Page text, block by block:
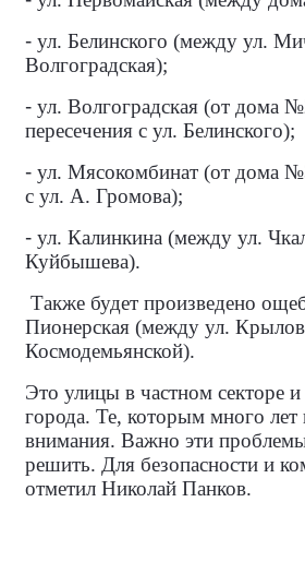
- ул. Белинского (между ул.
Волгоградская);
- ул. Волгоградская (от дома
пересечения с ул. Белинского);
- ул. Мясокомбинат (от дома
с ул. А. Громова);
- ул. Калинкина (между ул.
Куйбышева).
Также будет произведено
Пионерская (между ул.
Космодемьянской).
Это улицы в частном секторе и
города. Те, которым много лет
внимания. Важно эти
решить. Для безопасности и
отметил Николай Панков.